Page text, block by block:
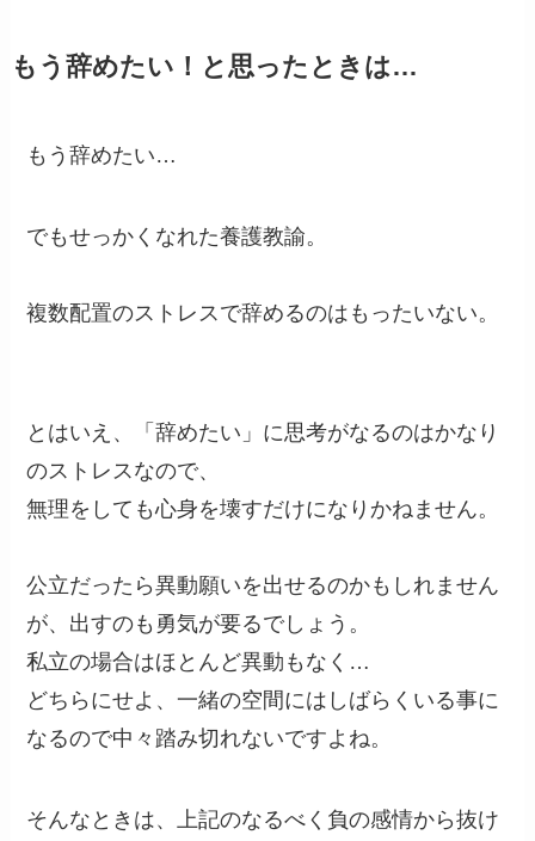
もう辞めたい！と思ったときは…
もう辞めたい…
でもせっかくなれた養護教諭。
複数配置のストレスで辞めるのはもったいない。
とはいえ、「辞めたい」に思考がなるのはかなり
のストレスなので、
無理をしても心身を壊すだけになりかねません。
公立だったら異動願いを出せるのかもしれません
が、出すのも勇気が要るでしょう。
私立の場合はほとんど異動もなく…
どちらにせよ、一緒の空間にはしばらくいる事に
なるので中々踏み切れないですよね。
そんなときは、上記のなるべく負の感情から抜け